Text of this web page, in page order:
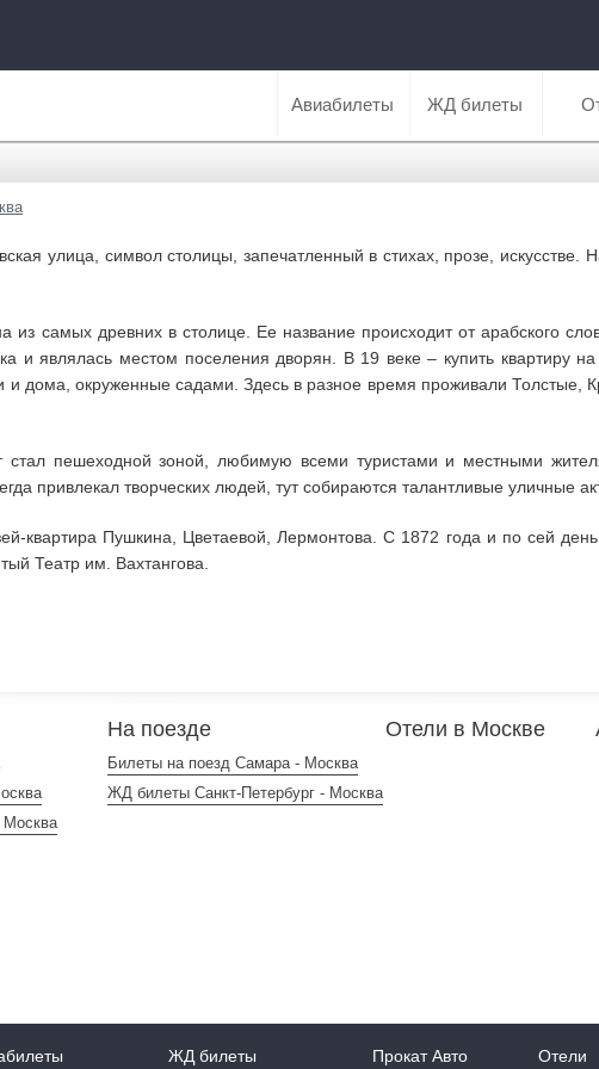
Авиабилеты ЖД билеты
улица, символ столицы, запечатленный в стихах, прозе,
из самых древних в столице. Ее название происходит от арабского
и являлась местом поселения дворян. В 19 веке – купить квартиру
и дома, окруженные садами. Здесь в разное время проживали Толстые,
стал пешеходной зоной, любимую всеми туристами и местными
привлекал творческих людей, тут собираются талантливые уличные
квартира Пушкина, Цветаевой, Лермонтова. С 1872 года и по сей
Театр им. Вахтангова.
Москва
На поезде
Билеты на поезд Самара - Москва
ЖД билеты Санкт-Петербург - Москва
Отели в Москве
ЖД билеты Прокат Авто Отели